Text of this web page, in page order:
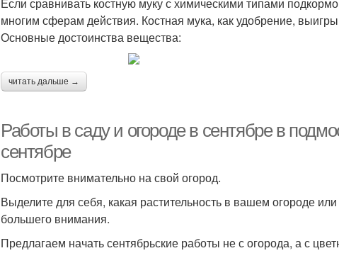
многим сферам действия. Костная мука, как удобрение,
Основные достоинства вещества:
читать дальше →
Работы в саду и огороде в сентябре в
сентябре
Посмотрите внимательно на свой огород.
Выделите для себя, какая растительность в вашем огороде
большего внимания.
Предлагаем начать сентябрьские работы не с огорода, а с